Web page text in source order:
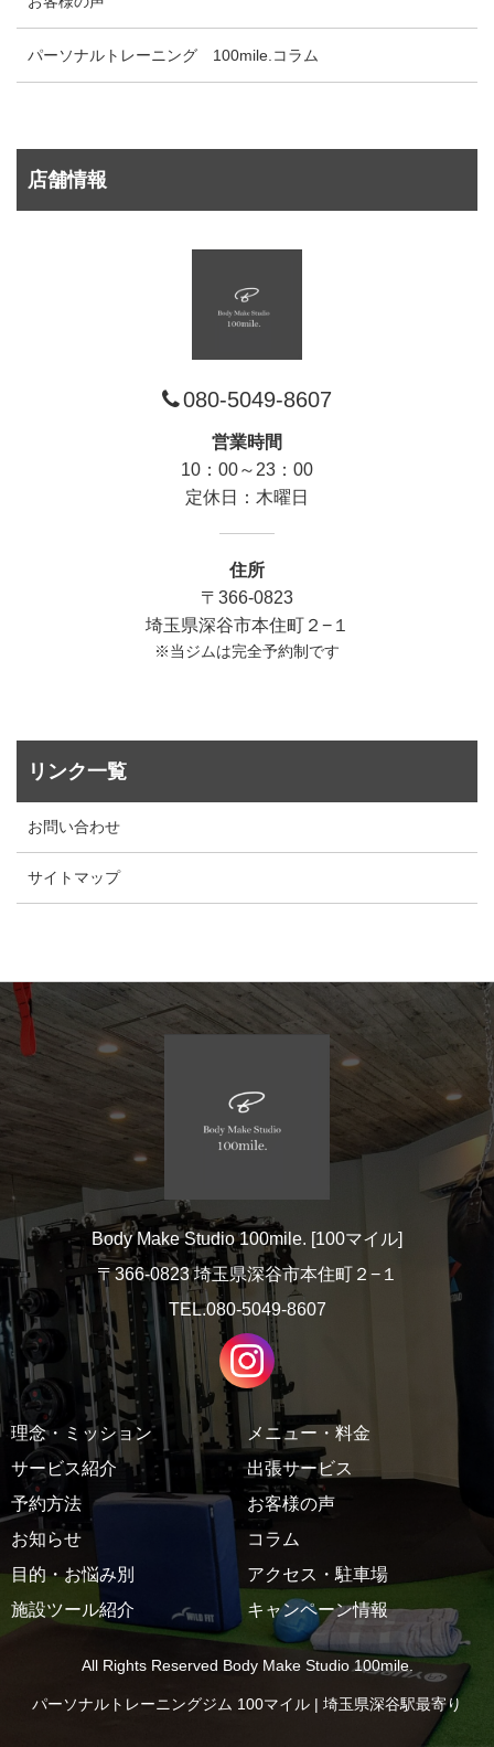
パーソナルトレーニング 100mile.コラム
店舗情報
080-5049-8607
営業時間
10：00～23：00
定休日：木曜日
住所
〒366-0823
埼玉県深谷市本住町２−１
※当ジムは完全予約制です
リンク一覧
お問い合わせ
サイトマップ
Body Make Studio 100mile. [100マイル]
〒366-0823 埼玉県深谷市本住町２−１
TEL.080-5049-8607
理念・ミッション
メニュー・料金
サービス紹介
出張サービス
予約方法
お客様の声
お知らせ
コラム
目的・お悩み別
アクセス・駐車場
施設ツール紹介
キャンペーン情報
All Rights Reserved Body Make Studio 100mile.
パーソナルトレーニングジム 100マイル | 埼玉県深谷駅最寄り